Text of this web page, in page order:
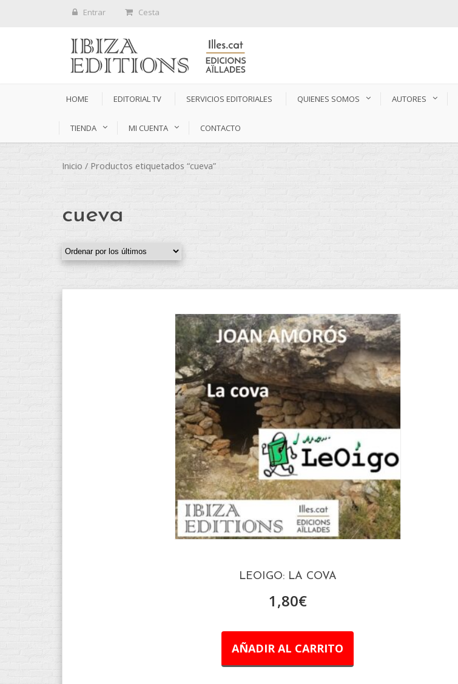
Entrar Cesta
HOME EDITORIAL TV SERVICIOS EDITORIALES QUIENES SOMOS AUTORES
TIENDA MI CUENTA CONTACTO
Inicio / Productos etiquetados “cueva”
cueva
LEOIGO: LA COVA
1,80€
AÑADIR AL CARRITO